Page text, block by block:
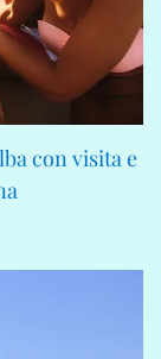
con visita e